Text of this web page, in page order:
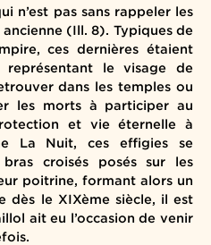
n’est pas sans rappeler les
(Ill. 8). Typiques de
ces dernières étaient
le visage de
dans les temples ou
les morts à participer au
et vie éternelle à
La Nuit, ces effigies se
croisés posés sur les
poitrine, formant alors un
dès le XIXème siècle, il est
ait eu l’occasion de venir